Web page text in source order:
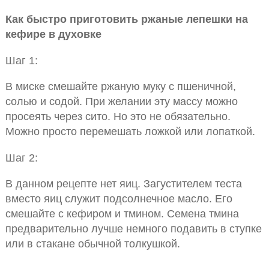
Как быстро приготовить ржаные лепешки на
кефире в духовке
Шаг 1:
В миске смешайте ржаную муку с пшеничной,
солью и содой. При желании эту массу можно
просеять через сито. Но это не обязательно.
Можно просто перемешать ложкой или лопаткой.
Шаг 2:
В данном рецепте нет яиц. Загустителем теста
вместо яиц служит подсолнечное масло. Его
смешайте с кефиром и тмином. Семена тмина
предварительно лучше немного подавить в ступке
или в стакане обычной толкушкой.